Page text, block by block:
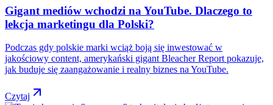
Gigant mediów wchodzi na YouTube. Dlaczego to
lekcja marketingu dla Polski?
Podczas gdy polskie marki wciąż boją się inwestować w
jakościowy content, amerykański gigant Bleacher Report pokazuje,
jak buduje się zaangażowanie i realny biznes na YouTube.
Czytaj